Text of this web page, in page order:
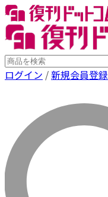
ログイン /新規会員登録